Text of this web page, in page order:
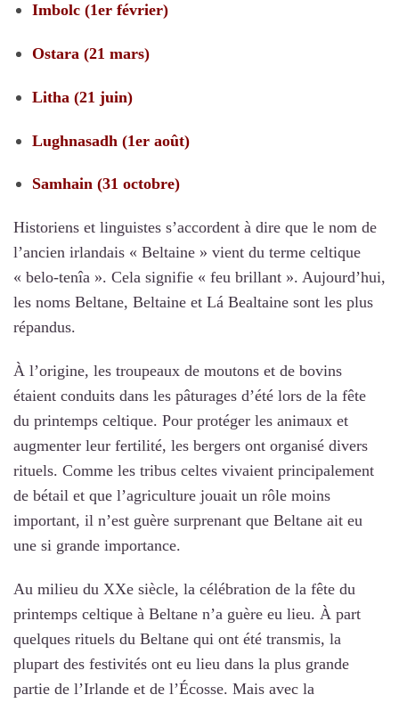
Imbolc (1er février)
Ostara (21 mars)
Litha (21 juin)
Lughnasadh (1er août)
Samhain (31 octobre)
Historiens et linguistes s’accordent à dire que le nom de
l’ancien irlandais « Beltaine » vient du terme celtique
« belo-tenîa ». Cela signifie « feu brillant ». Aujourd’hui,
les noms Beltane, Beltaine et Lá Bealtaine sont les plus
répandus.
À l’origine, les troupeaux de moutons et de bovins
étaient conduits dans les pâturages d’été lors de la fête
du printemps celtique. Pour protéger les animaux et
augmenter leur fertilité, les bergers ont organisé divers
rituels. Comme les tribus celtes vivaient principalement
de bétail et que l’agriculture jouait un rôle moins
important, il n’est guère surprenant que Beltane ait eu
une si grande importance.
Au milieu du XXe siècle, la célébration de la fête du
printemps celtique à Beltane n’a guère eu lieu. À part
quelques rituels du Beltane qui ont été transmis, la
plupart des festivités ont eu lieu dans la plus grande
partie de l’Irlande et de l’Écosse. Mais avec la